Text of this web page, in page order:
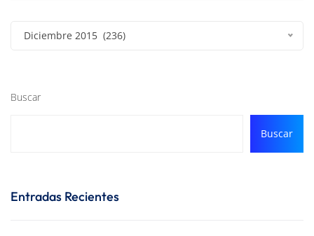
Diciembre 2015 (236)
Buscar
Buscar
Entradas Recientes